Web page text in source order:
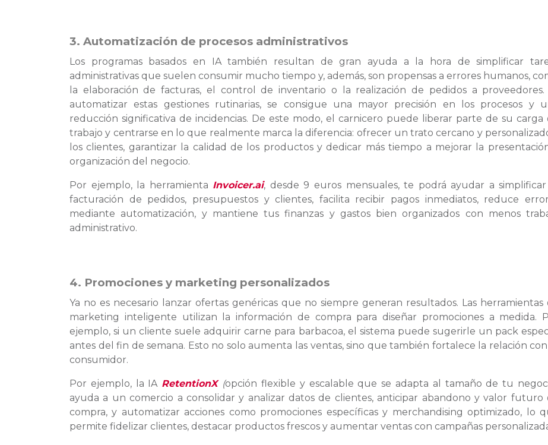
3. Automatización de procesos administrativos
Los programas basados en IA también resultan de gran ayuda a la hora de simplificar
administrativas que suelen consumir mucho tiempo y, además, son propensas a errores humanos,
la elaboración de facturas, el control de inventario o la realización de pedidos a proveedores.
automatizar estas gestiones rutinarias, se consigue una mayor precisión en los procesos y
reducción significativa de incidencias. De este modo, el carnicero puede liberar parte de su carga
trabajo y centrarse en lo que realmente marca la diferencia: ofrecer un trato cercano y
los clientes, garantizar la calidad de los productos y dedicar más tiempo a mejorar la
organización del negocio.
Por ejemplo, la herramienta Invoicer.ai, desde 9 euros mensuales, te podrá ayudar a
facturación de pedidos, presupuestos y clientes, facilita recibir pagos inmediatos, reduce
mediante automatización, y mantiene tus finanzas y gastos bien organizados con menos
administrativo.
4. Promociones y marketing personalizados
Ya no es necesario lanzar ofertas genéricas que no siempre generan resultados. Las herramientas
marketing inteligente utilizan la información de compra para diseñar promociones a medida.
ejemplo, si un cliente suele adquirir carne para barbacoa, el sistema puede sugerirle un pack
antes del fin de semana. Esto no solo aumenta las ventas, sino que también fortalece la relación con
consumidor.
Por ejemplo, la IA RetentionX (opción flexible y escalable que se adapta al tamaño de tu
ayuda a un comercio a consolidar y analizar datos de clientes, anticipar abandono y valor futuro
compra, y automatizar acciones como promociones específicas y merchandising optimizado, lo
permite fidelizar clientes, destacar productos frescos y aumentar ventas con campañas